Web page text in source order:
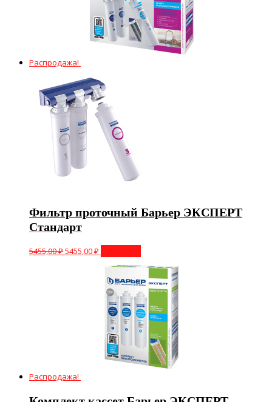
Распродажа!
Фильтр проточный Барьер ЭКСПЕРТ
Стандарт
5455,00₽5455,00₽
Распродажа!